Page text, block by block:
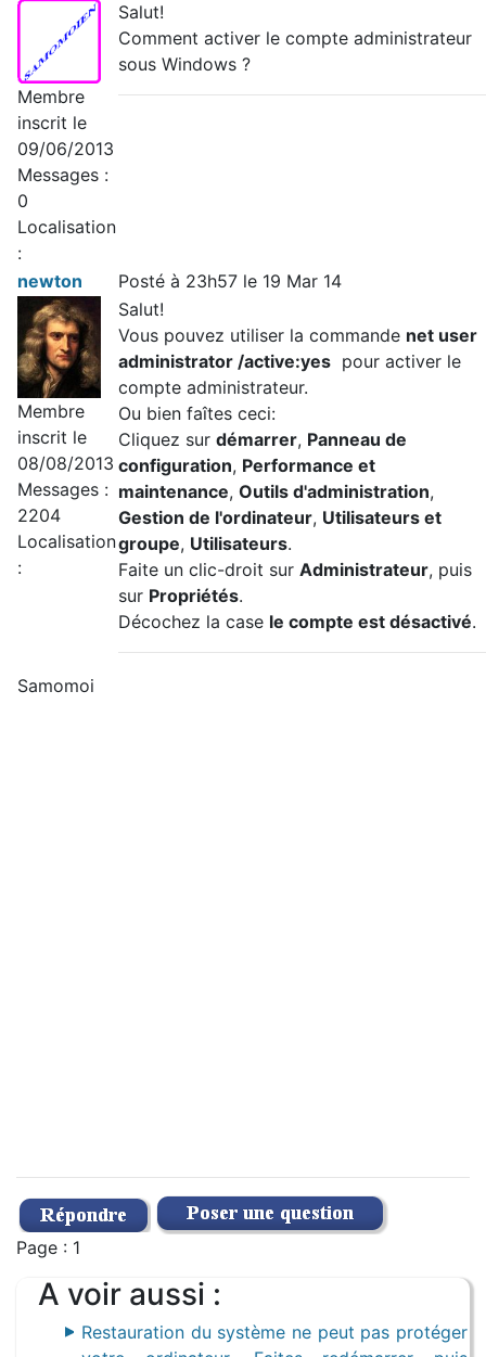
Membre
inscrit le
09/06/2013
Messages :
0
Localisation
:
Salut!
Comment activer le compte administrateur
sous Windows ?
newton Posté à 23h57 le 19 Mar 14
Membre
inscrit le
08/08/2013
Messages :
2204
Localisation
:
Salut!
Vous pouvez utiliser la commande net user
administrator /active:yes pour activer le
compte administrateur.
Ou bien faîtes ceci:
Cliquez sur démarrer, Panneau de
configuration, Performance et
maintenance, Outils d'administration,
Gestion de l'ordinateur, Utilisateurs et
groupe, Utilisateurs.
Faite un clic-droit sur Administrateur, puis
sur Propriétés.
Décochez la case le compte est désactivé.
Samomoi
Page : 1
A voir aussi :
Restauration du système ne peut pas protéger